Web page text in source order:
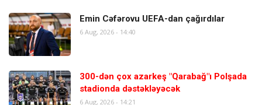
Emin Cəfərovu UEFA-dan çağırdılar
6 Aug, 2026 - 14:40
300-dən çox azarkeş "Qarabağ"ı Polşada
stadionda dəstəkləyəcək
6 Aug, 2026 - 14:21